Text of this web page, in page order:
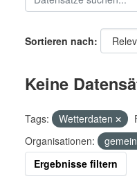
Sortieren nach
Keine
Tags: Wetterdaten
Organisationen:
Ergebnisse filtern